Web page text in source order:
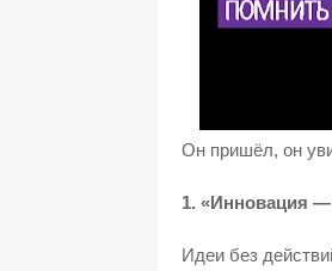
Он пришёл, он
1. «Инновация —
Идеи без